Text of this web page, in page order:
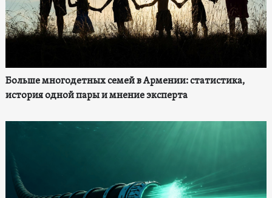
Больше многодетных семей в Армении: статистика,
история одной пары и мнение эксперта